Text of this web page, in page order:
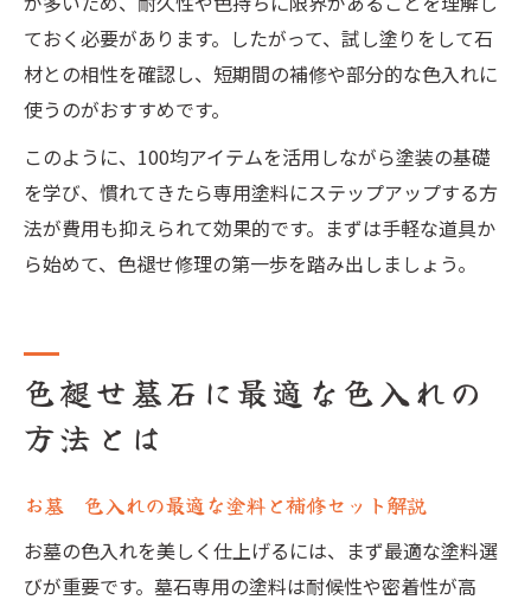
ておく必要があります。したがって、試し塗りをして石
材との相性を確認し、短期間の補修や部分的な色入れに
使うのがおすすめです。
このように、100均アイテムを活用しながら塗装の基礎
を学び、慣れてきたら専用塗料にステップアップする方
法が費用も抑えられて効果的です。まずは手軽な道具か
ら始めて、色褪せ修理の第一歩を踏み出しましょう。
色褪せ墓石に最適な色入れの
方法とは
お墓 色入れの最適な塗料と補修セット解説
お墓の色入れを美しく仕上げるには、まず最適な塗料選
びが重要です。墓石専用の塗料は耐候性や密着性が高